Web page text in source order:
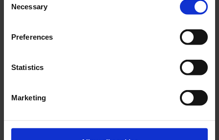
Selection
Necessary
Preferences
Statistics
Marketing
som påvirker suksessen til dine Public
Del denne artikkelen